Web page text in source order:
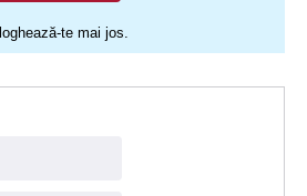
te mai jos.